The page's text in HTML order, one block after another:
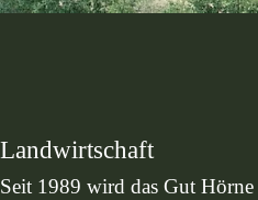
Landwirtschaft
Seit 1989 wird das Gut